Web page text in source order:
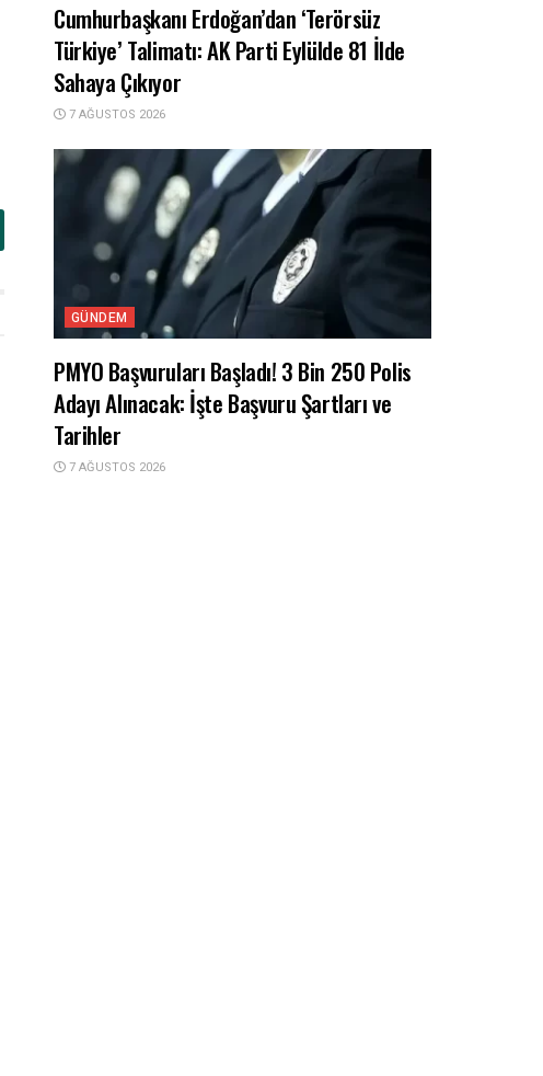
Cumhurbaşkanı Erdoğan’dan ‘Terörsüz
Türkiye’ Talimatı: AK Parti Eylülde 81 İlde
Sahaya Çıkıyor
7 AĞUSTOS 2026
GÜNDEM
PMYO Başvuruları Başladı! 3 Bin 250 Polis
Adayı Alınacak: İşte Başvuru Şartları ve
Tarihler
7 AĞUSTOS 2026